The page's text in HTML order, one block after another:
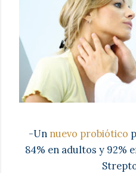
-Un nuevo probiótico
84% en adultos y 92%